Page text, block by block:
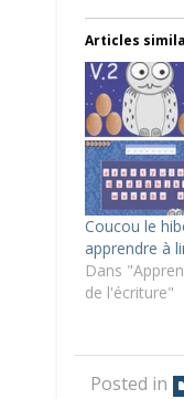
Articles
Coucou le
apprendre à
Dans
de l'écriture"
Posted in